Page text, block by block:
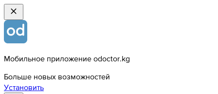
Мобильное приложение odoctor.kg
Больше новых возможностей
Установить